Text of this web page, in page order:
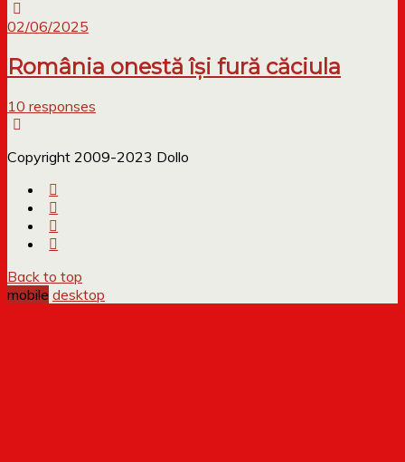
02/06/2025
România onestă își fură căciula
10 responses
Copyright 2009-2023 Dollo
Back to top
mobile desktop